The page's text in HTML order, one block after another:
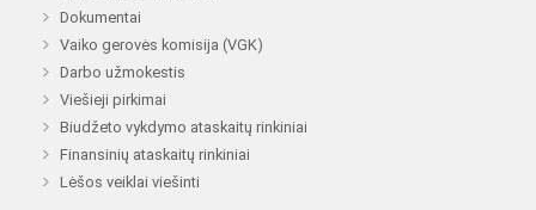
Dokumentai
Vaiko gerovės komisija (VGK)
Darbo užmokestis
Viešieji pirkimai
Biudžeto vykdymo ataskaitų rinkiniai
Finansinių ataskaitų rinkiniai
Lėšos veiklai viešinti